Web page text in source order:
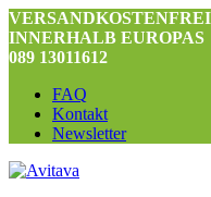
INNERHALB EUROPAS
089 13011612
FAQ
Kontakt
Newsletter